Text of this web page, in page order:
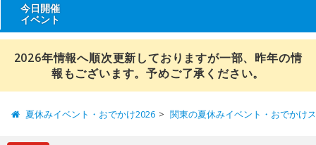
今日開催
イベント
2026年情報へ順次更新しておりますが一部、昨年の情
報もございます。予めご了承ください。
夏休みイベント・おでかけ2026 関東の夏休みイベント・おでかけ